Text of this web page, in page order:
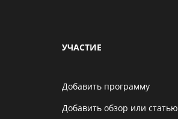
УЧАСТИЕ
Добавить программу
Добавить обзор или статью